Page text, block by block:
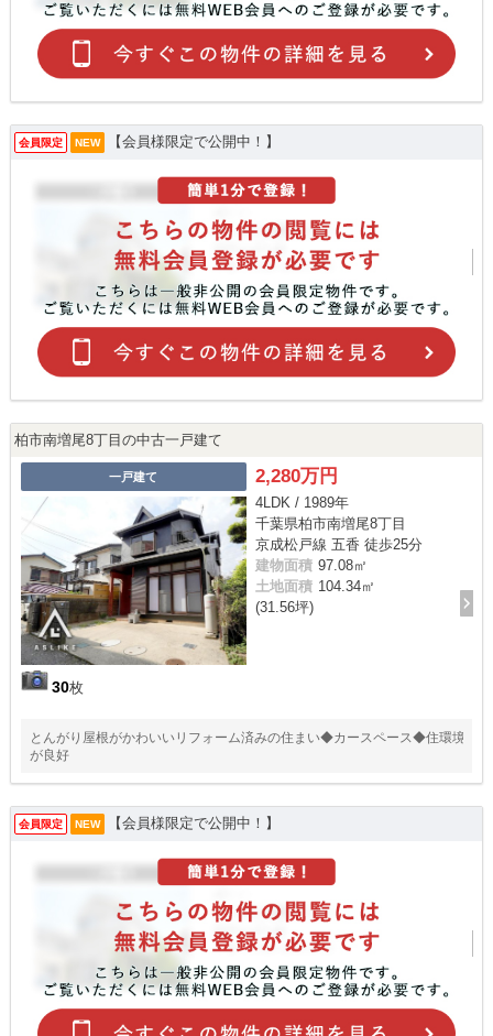
会員限定 NEW 【会員様限定で公開中！】
柏市南増尾8丁目の中古一戸建て
一戸建て
30枚
2,280万円
4LDK / 1989年
千葉県柏市南増尾8丁目
京成松戸線 五香 徒歩25分
建物面積 97.08㎡
土地面積 104.34㎡
(31.56坪)
とんがり屋根がかわいいリフォーム済みの住まい◆カースペース◆住環境
が良好
会員限定 NEW 【会員様限定で公開中！】